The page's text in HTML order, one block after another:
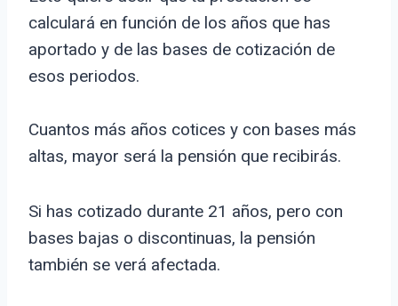
calculará en función de los años que has
aportado y de las bases de cotización de
esos periodos.
Cuantos más años cotices y con bases más
altas, mayor será la pensión que recibirás.
Si has cotizado durante 21 años, pero con
bases bajas o discontinuas, la pensión
también se verá afectada.